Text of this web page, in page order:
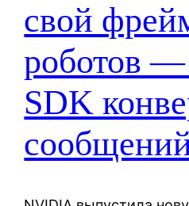
свой
роботов —
SDK